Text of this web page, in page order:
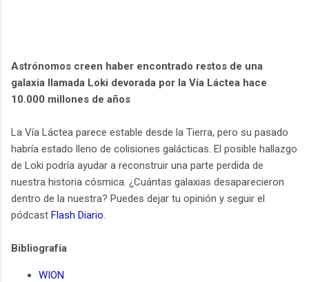
Astrónomos creen haber encontrado restos de una
galaxia llamada Loki devorada por la Vía Láctea hace
10.000 millones de años
La Vía Láctea parece estable desde la Tierra, pero su pasado
habría estado lleno de colisiones galácticas. El posible hallazgo
de Loki podría ayudar a reconstruir una parte perdida de
nuestra historia cósmica. ¿Cuántas galaxias desaparecieron
dentro de la nuestra? Puedes dejar tu opinión y seguir el
pódcast Flash Diario.
Bibliografía
WION